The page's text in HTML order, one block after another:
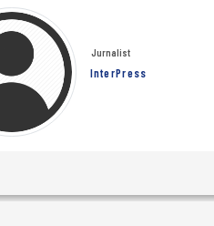
Jurnalist
InterPress